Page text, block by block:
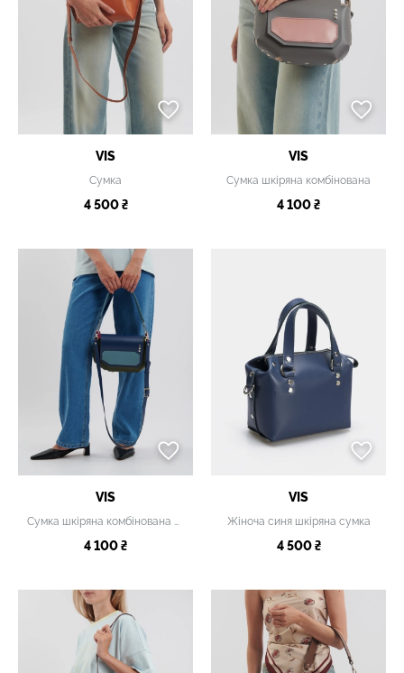
VIS
Сумка
4 500 ₴
VIS
Сумка шкіряна комбінована
4 100 ₴
VIS
Сумка шкіряна комбінована синьо-зелена
4 100 ₴
VIS
Жіноча синя шкіряна сумка
4 500 ₴